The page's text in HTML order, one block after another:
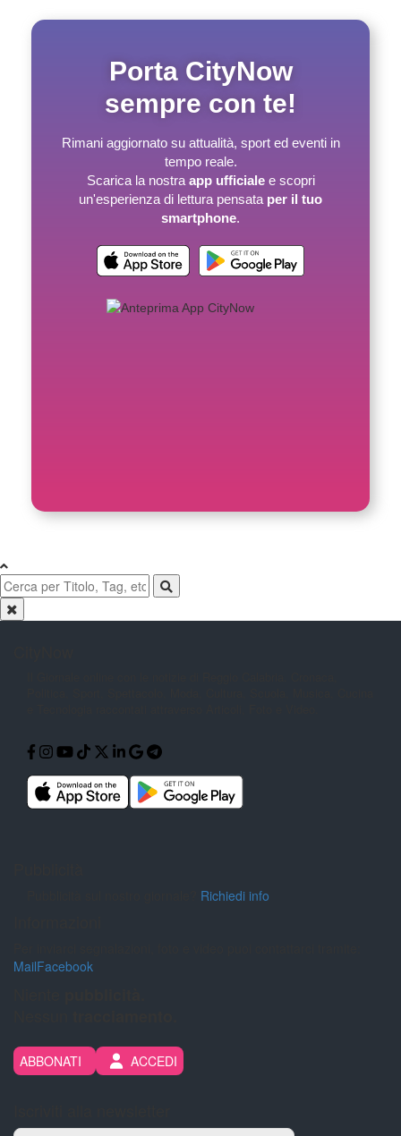
Porta CityNow
sempre con te!
Rimani aggiornato su attualità, sport ed eventi in
tempo reale.
Scarica la nostra app ufficialee scopri
un'esperienza di lettura pensata per il tuo
smartphone.
Richiedi info
MailFacebook
ABBONATI ACCEDI